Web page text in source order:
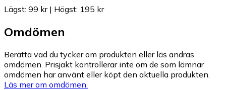
Lägst: 99 kr| Högst: 195 kr
Omdömen
Berätta vad du tycker om produkten eller läs andras
omdömen. Prisjakt kontrollerar inte om de som lämnar
omdömen har använt eller köpt den aktuella produkten.
Läs mer om omdömen.